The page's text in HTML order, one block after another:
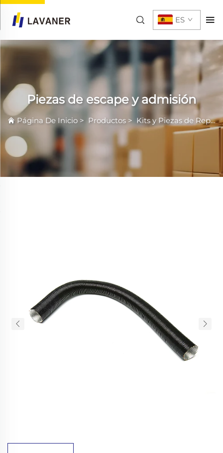
ES
Piezas de escape y admisión
Página De Inicio > Productos > Kits y Piezas de Repuesto